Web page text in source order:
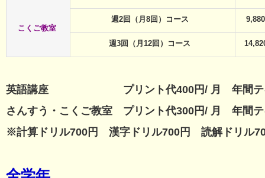
こくご教室
週2回（月8回）コース
週3回（月12回）コース
英語講座 プリント代400円/ 月 年間テキ
さんすう・こくご教室 プリント代300円/ 月 年間テ
※計算ドリル700円 漢字ドリル700円 読解